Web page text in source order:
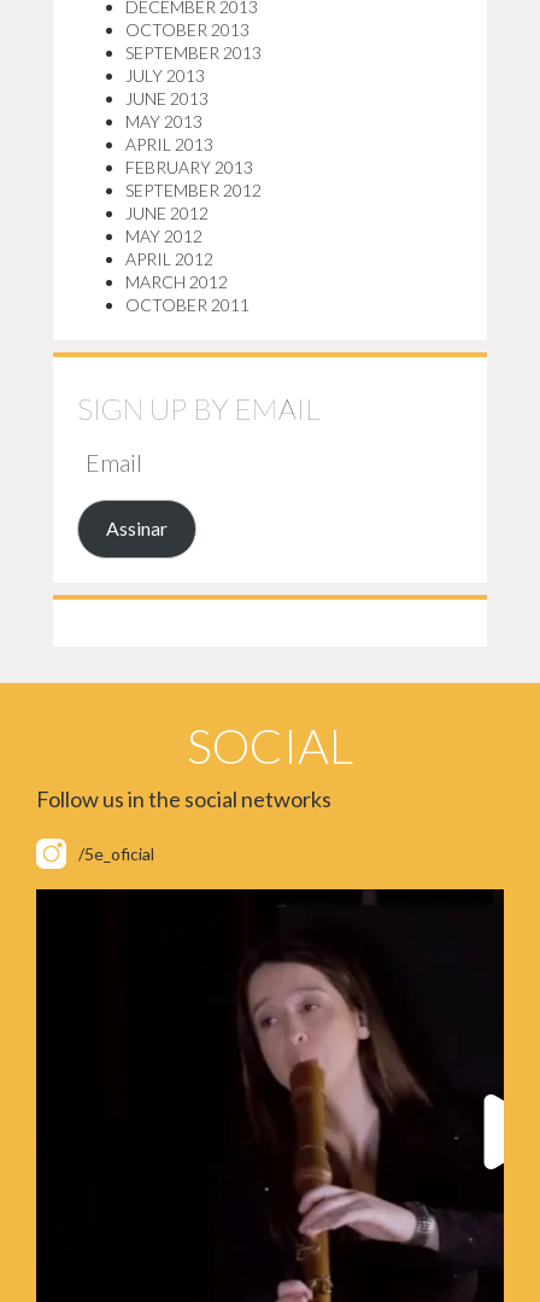
DECEMBER 2013
OCTOBER 2013
SEPTEMBER 2013
JULY 2013
JUNE 2013
MAY 2013
APRIL 2013
FEBRUARY 2013
SEPTEMBER 2012
JUNE 2012
MAY 2012
APRIL 2012
MARCH 2012
OCTOBER 2011
SIGN UP BY EMAIL
Assinar
SOCIAL
Follow us in the social networks
/5e_oficial